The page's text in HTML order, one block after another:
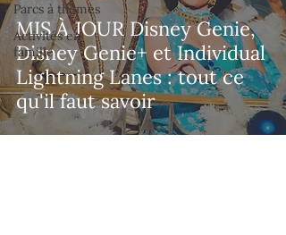
Parcs à thèmes
Activités en
famille
MIS À JOUR Disney Genie,
Disney Genie+ et Individual
Lightning Lanes : tout ce
qu'il faut savoir